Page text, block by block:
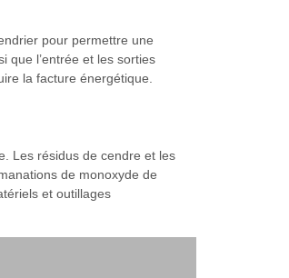
pour permettre une
que l’entrée et les sorties
la facture énergétique.
Les résidus de cendre et les
de monoxyde de
et outillages